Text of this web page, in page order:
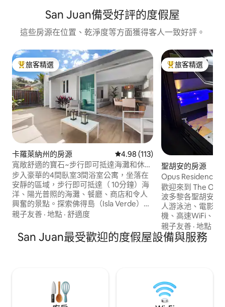
San Juan備受好評的度假屋
這些房源在位置、乾淨度等方面獲得客人一致好評。
旅客精選榜首
旅客精選
卡羅萊納州的房源 從 113 則評價中獲得 4.98 的平
4.98 (113)
寬敞舒適的寶石~步行即可抵達海灘和休息
~ Pkgs
步入豪華的4間臥室3間浴室公寓，坐落在
安靜的區域，步行即可抵達（ 10分鐘）海
洋、陽光普照的海灘、餐廳、商店和令人
興奮的景點。探索佛得島（Isla Verde），
或在附近的海灘上沐浴波多黎各的陽光。
驚嘆不已。 ✔ 3間套房，配有獨立浴室，
加上1間房間。 ✔ 開放式設計客廳 ✔ 全套
親子友善 · 地點 · 舒適度
旅客精選榜首
旅客精選
聖胡安的房源
Opus Residence
歡迎來到 The
波多黎各聖胡安的
人游泳池、電影院
機、高速WiFi、自
和停車位。 包括
400加侖的緊急備
可供 8 位房客入住
親子友善 ·地點
San Juan最受歡迎的度假屋設備與服務